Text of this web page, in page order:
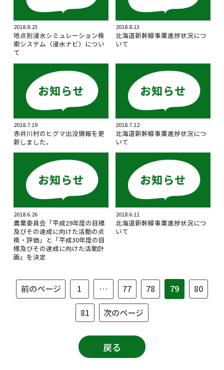
2018.8.23
地点別浸水シミュレーション検
索システム（浸水ナビ）につい
て
2018.8.13
北海道新幹線事業進捗状況につ
いて
2018.7.19
赤井川村のヒグマ出没情報を更
新しました。
2018.7.12
北海道新幹線事業進捗状況につ
いて
2018.6.26
農業委員会「平成29年度の目標
及びその達成に向けた活動の点
検・評価」と「平成30年度の目
標及びその達成に向けた活動計
画」を決定
2018.6.11
北海道新幹線事業進捗状況につ
いて
前のページ 1 … 77 78 79
80
81
次のページ
戻る